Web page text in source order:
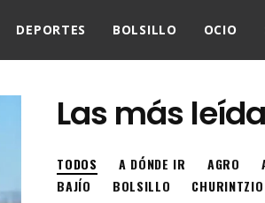
DEPORTES BOLSILLO OCIO
Las más
TODOS A DÓNDE IR AGRO
BAJÍO
BOLSILLO CHURINTZIO